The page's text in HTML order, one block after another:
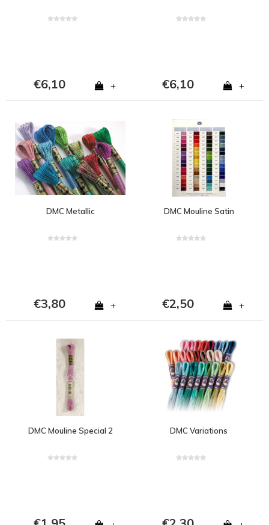
€6,10 + €6,10 +
DMC Metallic
€3,80 +
DMC Mouline Satin
€2,50 +
DMC Mouline Special 2 DMC Variations